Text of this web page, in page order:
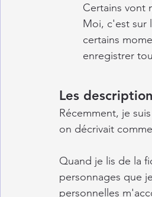
Certains vont
Moi, c'est sur
certains
enregistrer
Les
Récemment, je
on décrivait
Quand je lis de la
personnages que
personnelles